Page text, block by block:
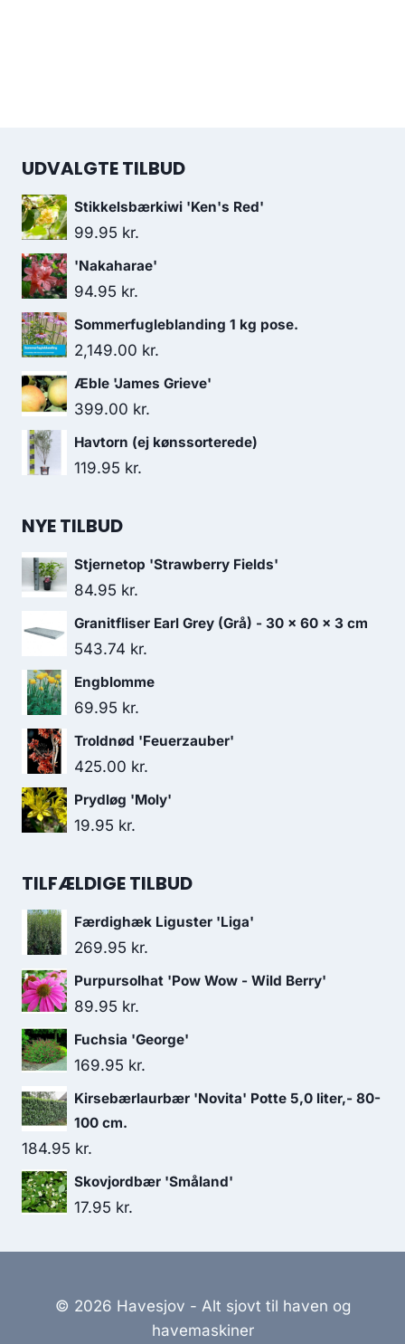
UDVALGTE TILBUD
Stikkelsbærkiwi 'Ken's Red'
99.95 kr.
'Nakaharae'
94.95 kr.
Sommerfugleblanding 1 kg pose.
2,149.00 kr.
Æble 'James Grieve'
399.00 kr.
Havtorn (ej kønssorterede)
119.95 kr.
NYE TILBUD
Stjernetop 'Strawberry Fields'
84.95 kr.
Granitfliser Earl Grey (Grå) - 30 x 60 x 3 cm
543.74 kr.
Engblomme
69.95 kr.
Troldnød 'Feuerzauber'
425.00 kr.
Prydløg 'Moly'
19.95 kr.
TILFÆLDIGE TILBUD
Færdighæk Liguster 'Liga'
269.95 kr.
Purpursolhat 'Pow Wow - Wild Berry'
89.95 kr.
Fuchsia 'George'
169.95 kr.
Kirsebærlaurbær 'Novita' Potte 5,0 liter,- 80-
100 cm.
184.95 kr.
Skovjordbær 'Småland'
17.95 kr.
© 2026 Havesjov - Alt sjovt til haven og
havemaskiner